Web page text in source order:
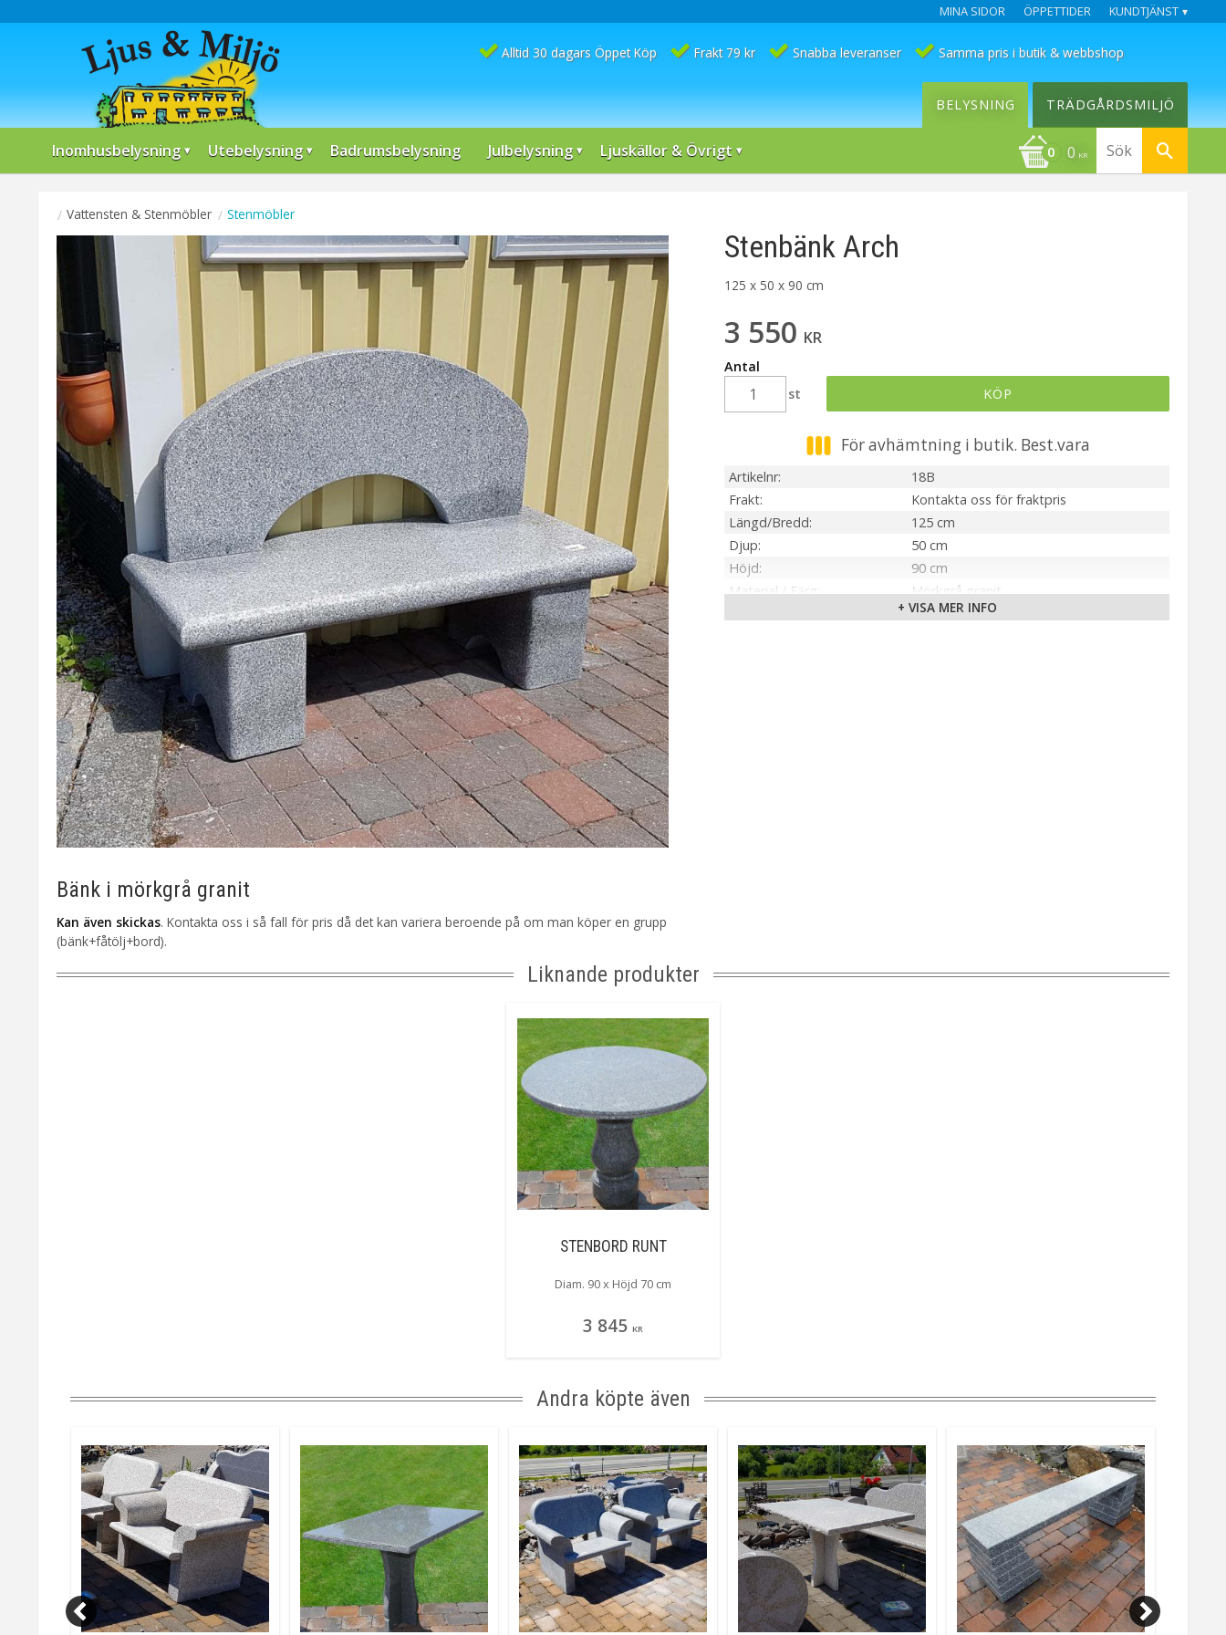
MINA SIDOR ÖPPETTIDER KUNDTJÄNST
Alltid 30 dagars Öppet Köp Frakt 79 kr Snabba leveranser Samma pris i butik & webbshop
Inomhusbelysning Utebelysning Badrumsbelysning Julbelysning Ljuskällor & Övrigt 0 KR
BELYSNING TRÄDGÅRDSMILJÖ
Vattensten & Stenmöbler Stenmöbler
Stenbänk Arch
125 x 50 x 90 cm
3 550 KR
Antal
st
KÖP
För avhämtning i butik. Best.vara
Artikelnr
18B
Frakt
Kontakta oss för fraktpris
Längd/Bredd
125 cm
Djup
50 cm
Höjd
90 cm
Material / Färg
Mörkgrå granit
Ca. 310 kg
+ VISA MER INFO
Bänk i mörkgrå granit
Kan även skickas. Kontakta oss i så fall för pris då det kan variera beroende på om man köper en grupp
(bänk+fåtölj+bord).
Liknande produkter
STENBORD RUNT
Diam. 90 x Höjd 70 cm
3 845 KR
Andra köpte även